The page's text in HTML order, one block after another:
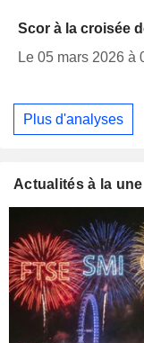
Scor à la croisée
Le 05 mars 2026 à
Plus d'analyses
Actualités à la une